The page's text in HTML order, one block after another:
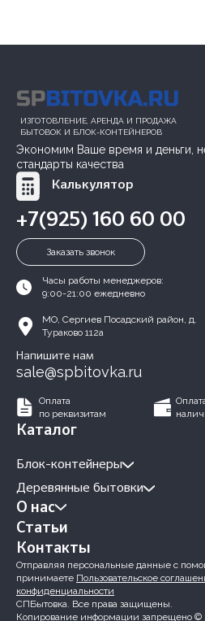
ИЗГОТОВЛЕНИЕ, АРЕНДА И ПРОДАЖА
БЫТОВОК И БЛОК-КОНТЕЙНЕРОВ
Экономим Ваше время и деньги,
стандарты качества
Калькулятор
Каталог
Блок-контейнеры
Деревянные бытовки
О нас
Статьи
Контакты
+7(925) 160 60 00
Заказать звонок
Часы работы менеджеров:
9:00-21:00 ежедневно
МО, Сергиев Посадский район, д.
Тураково 112а
Напишите нам
sale@spbitovka.ru
Оплата
по реквизитам
Отправляя персональные данные с
принимаете Пользовательское
конфиденциальности
СПБытовка. Все права защищены.
Копирование информации запрещено